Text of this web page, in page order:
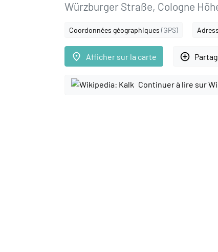
Würzburger Straße, Cologne
Coordonnées géographiques (GPS)
place Afficher sur la carte add_circle_outline
Continuer à lire sur